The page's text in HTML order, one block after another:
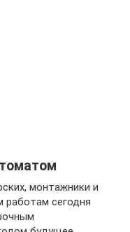
монтажники и
работам сегодня